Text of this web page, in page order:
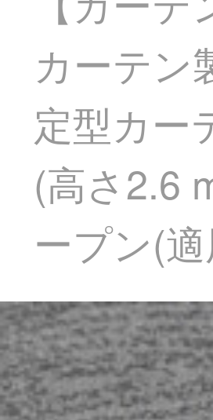
カーテン
定型カー
(高さ2.6
ープン(